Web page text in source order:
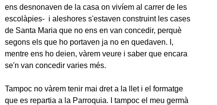
ens desnonaven de la casa on vivíem al carrer de les
escolàpies- i aleshores s'estaven construint les cases
de Santa Maria que no ens en van concedir, perquè
segons els que ho portaven ja no en quedaven. I,
mentre ens ho deien, vàrem veure i saber que encara
se'n van concedir varies més.
Tampoc no vàrem tenir mai dret a la llet i el formatge
que es repartia a la Parroquia. I tampoc el meu germà